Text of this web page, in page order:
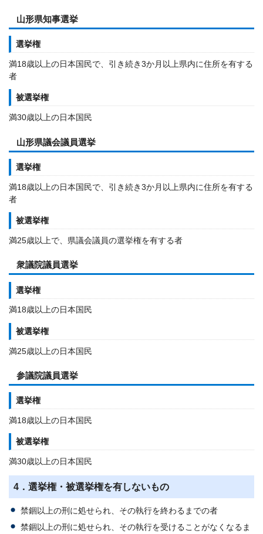
山形県知事選挙
選挙権
満18歳以上の日本国民で、引き続き3か月以上県内に住所を有する
者
被選挙権
満30歳以上の日本国民
山形県議会議員選挙
選挙権
満18歳以上の日本国民で、引き続き3か月以上県内に住所を有する
者
被選挙権
満25歳以上で、県議会議員の選挙権を有する者
衆議院議員選挙
選挙権
満18歳以上の日本国民
被選挙権
満25歳以上の日本国民
参議院議員選挙
選挙権
満18歳以上の日本国民
被選挙権
満30歳以上の日本国民
4．選挙権・被選挙権を有しないもの
禁錮以上の刑に処せられ、その執行を終わるまでの者
禁錮以上の刑に処せられ、その執行を受けることがなくなるま